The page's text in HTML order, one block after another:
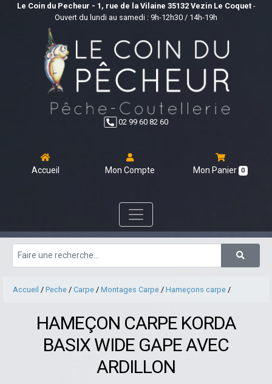
Le Coin du Pecheur - 1, rue de la Vilaine 35132 Vezin Le Coquet-
Ouvert du lundi au samedi : 9h-12h30 / 14h-19h
02 99 60 82 60
Accueil Mon Compte Mon Panier 0
Accueil / Peche / Carpe / Montages Carpe / Hameçons carpe /
HAMEÇON CARPE KORDA
BASIX WIDE GAPE AVEC
ARDILLON